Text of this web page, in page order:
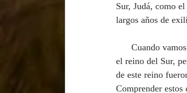
Sur, Judá, como
largos años de
el reino del Sur,
de este reino
Comprender